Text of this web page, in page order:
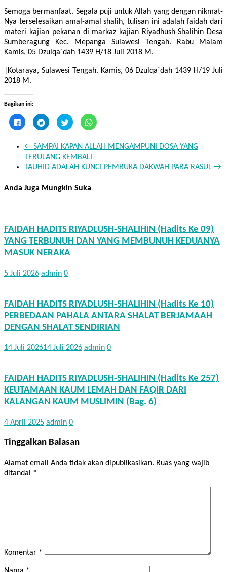
Semoga bermanfaat. Segala puji untuk Allah yang dengan nikmat-
Nya terselesaikan amal-amal shalih, tulisan ini adalah faidah dari
materi kajian pekanan di markaz kajian Riyadhush-Shalihin Desa
Sumberagung Kec. Mepanga Sulawesi Tengah. Rabu Malam
Kamis, 05 Dzulqa`dah 1439 H/18 Juli 2018 M.
|Kotaraya, Sulawesi Tengah. Kamis, 06 Dzulqa`dah 1439 H/19 Juli
2018 M.
Bagikan ini:
Klik
untuk
membagikan
Facebook(Membuka
di
jendela
yang
baru)
Klik
untuk
berbagi
Telegram(Membuka
di
jendela
yang
baru)
Klik
untuk
berbagi
Twitter(Membuka
di
jendela
yang
baru)
Klik
untuk
WhatsApp(Membuka
di
yang
baru)
← SAMPAI KAPAN ALLAH MENGAMPUNI DOSA YANG
TERULANG KEMBALI
TAUHID ADALAH KUNCI PEMBUKA DAKWAH PARA RASUL →
Anda Juga Mungkin Suka
FAIDAH HADITS RIYADLUSH-SHALIHIN (Hadits Ke 09)
YANG TERBUNUH DAN YANG MEMBUNUH KEDUANYA
MASUK NERAKA
5 Juli 2026 admin 0
FAIDAH HADITS RIYADLUSH-SHALIHIN (Hadits Ke 10)
PERBEDAAN PAHALA ANTARA SHALAT BERJAMAAH
DENGAN SHALAT SENDIRIAN
14 Juli 202614 Juli 2026 admin 0
FAIDAH HADITS RIYADLUSH-SHALIHIN (Hadits Ke 257)
KEUTAMAAN KAUM LEMAH DAN FAQIR DARI
KALANGAN KAUM MUSLIMIN (Bag. 6)
4 April 2025 admin 0
Tinggalkan Balasan
Alamat email Anda tidak akan dipublikasikan. Ruas yang wajib
ditandai *
Komentar *